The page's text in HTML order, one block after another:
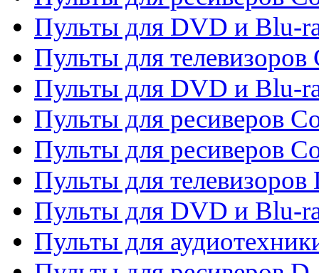
Пульты для DVD и Blu-
Пульты для телевизоров
Пульты для DVD и Blu-
Пульты для ресиверов
Пульты для ресиверов
Пульты для телевизоров
Пульты для DVD и Blu-
Пульты для